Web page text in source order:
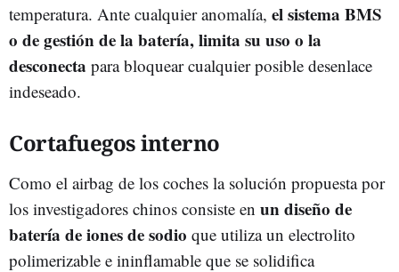
temperatura. Ante cualquier anomalía, el sistema BMS
o de gestión de la batería, limita su uso o la
desconecta para bloquear cualquier posible desenlace
indeseado.
Cortafuegos interno
Como el airbag de los coches la solución propuesta por
los investigadores chinos consiste en un diseño de
batería de iones de sodio que utiliza un electrolito
polimerizable e ininflamable que se solidifica